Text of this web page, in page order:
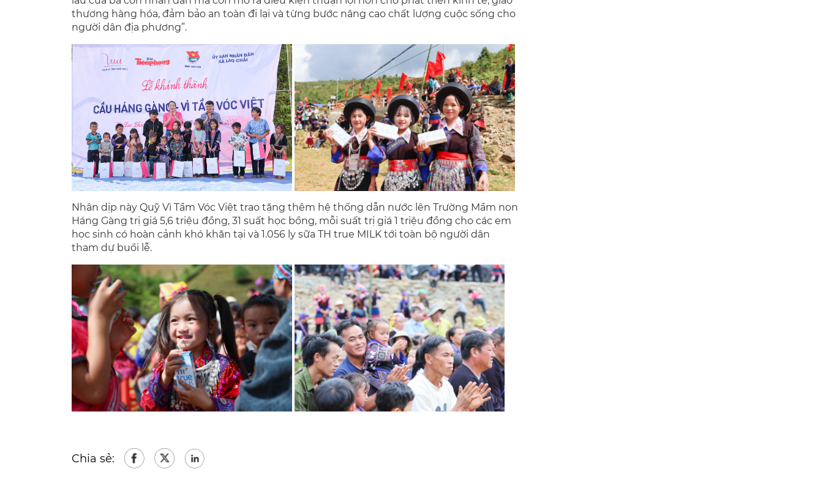
thương hàng hóa, đảm bảo an toàn đi lại và từng bước nâng cao chất lượng cuộc sống cho
người dân địa phương”.
Nhân dịp này Quỹ Vì Tầm Vóc Việt trao tặng thêm hệ thống dẫn nước lên Trường Mầm non
Háng Gàng trị giá 5,6 triệu đồng, 31 suất học bổng, mỗi suất trị giá 1 triệu đồng cho các em
học sinh có hoàn cảnh khó khăn tại và 1.056 ly sữa TH true MILK tới toàn bộ người dân
tham dự buổi lễ.
Chia sẻ: